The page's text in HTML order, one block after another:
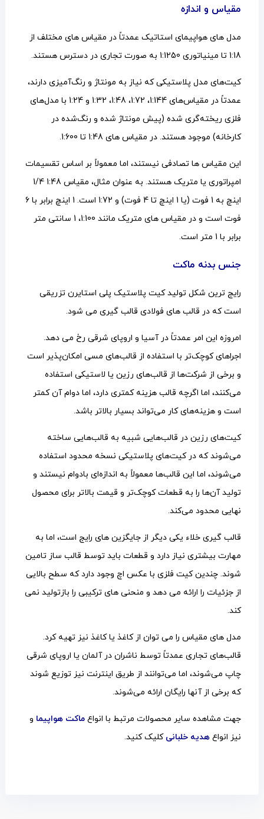
مقیاس و اندازه
مدل های هواپیمای استاتیک عمدتاً در مقیاس های مختلف از
1:18 تا مینیاتوری 1:1250 به صورت تجاری در دسترس هستند.
کیت‌های مدل پلاستیکی که نیاز به مونتاژ و رنگ‌آمیزی دارند،
عمدتاً در مقیاس‌های 1:144، 1:72، 1:48، 1:32 و 1:24 با مدل‌های
فلزی ریخته‌گری شده (پیش مونتاژ شده و رنگ‌شده در
کارخانه) موجود هستند. در مقیاس های 1:48 تا 1:600.
این مقیاس ها تصادفی نیستند، اما معمولاً بر اساس تقسیمات
امپراتوری یا متریک هستند. به عنوان مثال، مقیاس 1:48 1/4
اینچ به 1 فوت (یا 1 اینچ تا 4 فوت) و 1:72 است. 1 اینچ برابر با 6
فوت است و در مقیاس های متریک مانند 1:100، 1 سانتی متر
برابر با 1 متر است.
جنس بدنه ماکت
رایج ترین شکل تولید کیت پلاستیک پلی استایرن تزریقی
است که در قالب های فولادی قالب گیری می شود.
امروزه این امر عمدتاً در آسیا و اروپای شرقی رخ می دهد.
اجراهای کوچک‌تر با استفاده از قالب‌های مسی امکان‌پذیر است
و برخی از شرکت‌ها از قالب‌های رزین یا لاستیکی استفاده
می‌کنند، اما اگرچه قالب هزینه کمتری دارد، اما دوام آن کمتر
است و هزینه‌های کار می‌تواند بسیار بالاتر باشد.
کیت‌های رزین در قالب‌هایی شبیه به قالب‌هایی ساخته
می‌شوند که در کیت‌های پلاستیکی نسخه محدود استفاده
می‌شوند، اما این قالب‌ها معمولاً به اندازه‌ای بادوام نیستند و
تولید آن‌ها را به قطعات کوچک‌تر و قیمت بالاتر برای محصول
نهایی محدود می‌کند.
قالب گیری خلاء یکی دیگر از جایگزین های رایج است، اما به
مهارت بیشتری نیاز دارد و قطعات باید توسط قالب ساز تامین
شوند. چندین کیت فلزی با عکس اچ وجود دارد که سطح بالایی
از جزئیات را ارائه می دهد و منحنی های ترکیبی را بازتولید نمی
کند.
مدل های مقیاس را می توان از کاغذ یا کاغذ نیز تهیه کرد.
قالب‌های تجاری عمدتاً توسط ناشران در آلمان یا اروپای شرقی
چاپ می‌شوند، اما می‌توانند از طریق اینترنت نیز توزیع شوند
که برخی از آنها رایگان ارائه می‌شوند.
جهت مشاهده سایر محصولات مرتبط با انواع ماکت هواپیما و
نیز انواع هدیه خلبانی کلیک کنید.